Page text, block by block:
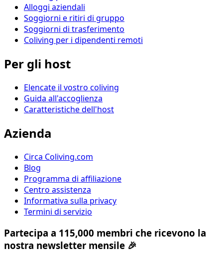
Alloggi aziendali
Soggiorni e ritiri di gruppo
Soggiorni di trasferimento
Coliving per i dipendenti remoti
Per gli host
Elencate il vostro coliving
Guida all'accoglienza
Caratteristiche dell'host
Azienda
Circa Coliving.com
Blog
Programma di affiliazione
Centro assistenza
Informativa sulla privacy
Termini di servizio
Partecipa a 115,000 membri che ricevono la
nostra newsletter mensile 🎉